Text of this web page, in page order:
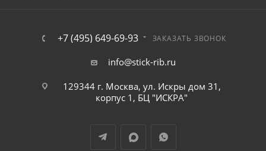
+7 (495) 649-69-93 ЗАКАЗАТЬ ЗВОНОК
info@stick-rib.ru
129344 г. Москва, ул. Искры дом 31,
корпус 1, БЦ "ИСКРА"